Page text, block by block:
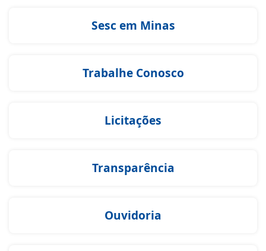
Sesc em Minas
Trabalhe Conosco
Licitações
Transparência
Ouvidoria